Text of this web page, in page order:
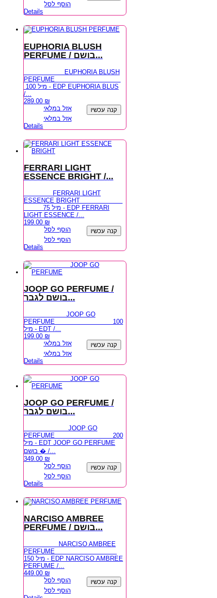
הוסף לסל
Details
EUPHORIA BLUSH
PERFUME / בושם...
EUPHORIA BLUSH
PERFUME
100 מיל - EDP EUPHORIA BLUS
/...
289.00 ₪
אזל במלאי
קנה עכשיו
אזל במלאי
Details
FERRARI LIGHT
ESSENCE BRIGHT /...
FERRARI LIGHT
ESSENCE BRIGHT
75 מיל - EDP FERRARI
LIGHT ESSENCE /...
199.00 ₪
הוסף לסל
קנה עכשיו
הוסף לסל
Details
JOOP GO PERFUME /
בושם לגבר...
JOOP GO
PERFUME 100
מיל - EDT /...
199.00 ₪
אזל במלאי
קנה עכשיו
אזל במלאי
Details
JOOP GO PERFUME /
בושם לגבר...
JOOP GO
PERFUME 200
מיל - EDT JOOP GO PERFUME
בושם � /...
349.00 ₪
הוסף לסל
קנה עכשיו
הוסף לסל
Details
NARCISO AMBREE
PERFUME / בושם...
NARCISO AMBREE
PERFUME
150 מיל - EDP NARCISO AMBREE
PERFUME /...
449.00 ₪
הוסף לסל
קנה עכשיו
הוסף לסל